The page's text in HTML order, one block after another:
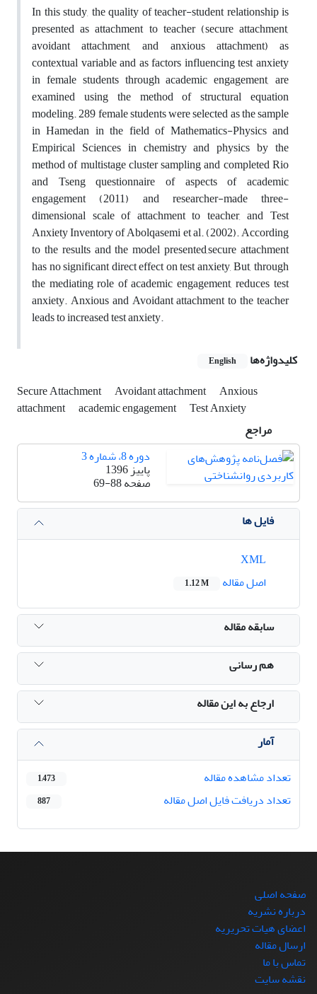
In this study, the quality of teacher-student relationship is
presented as attachment to teacher (secure attachment,
avoidant attachment, and anxious attachment) as
contextual variable and as factors influencing test anxiety
in female students through academic engagement, are
examined using the method of structural equation
modeling. 289 female students were selected as the sample
in Hamedan in the field of Mathematics-Physics and
Empirical Sciences in chemistry and physics by the
method of multistage cluster sampling and completed Rio
and Tseng questionnaire of aspects of academic
engagement (2011) and researcher-made three-
dimensional scale of attachment to teacher, and Test
Anxiety Inventory of Abolqasemi et al. (2002). According
to the results and the model presented,secure attachment
has no significant direct effect on test anxiety, But, through
the mediating role of academic engagement, reduces test
anxiety. Anxious and Avoidant attachment to the teacher
leads to increased test anxiety.
کلیدواژه‌ها
English
Secure Attachment Avoidant attachment Anxious
attachment academic engagement Test Anxiety
مراجع
دوره 8، شماره 3
پاییز 1396
صفحه69-88
فایل ها
اصل مقاله
1.12 M
سابقه مقاله
هم رسانی
ارجاع به این مقاله
آمار
تعداد مشاهده مقاله
1,473
تعداد دریافت فایل اصل مقاله 887
صفحه اصلی
درباره نشریه
اعضای هیات تحریریه
ارسال مقاله
تماس با ما
نقشه سایت